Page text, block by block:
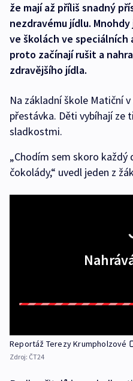
že mají až příliš snadný
nezdravému jídlu.
ve školách ve
proto začínají rušit a
zdravějšího jídla.
Na základní škole Matiční
přestávka. Děti vybíhají
sladkostmi.
„Chodím sem skoro každý
čokolády,“ uvedl jeden z
Reportáž Terezy Krumpholzové
Zdroj: ČT24